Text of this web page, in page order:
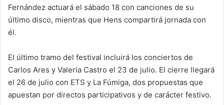
Fernández actuará el sábado 18 con canciones de su
último disco, mientras que Hens compartirá jornada con
él.
El último tramo del festival incluirá los conciertos de
Carlos Ares y Valeria Castro el 23 de julio. El cierre llegará
el 26 de julio con ETS y La Fúmiga, dos propuestas que
apuestan por directos participativos y de carácter festivo.